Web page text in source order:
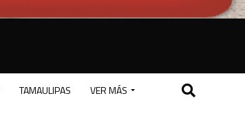
TAMAULIPAS VER MÁS